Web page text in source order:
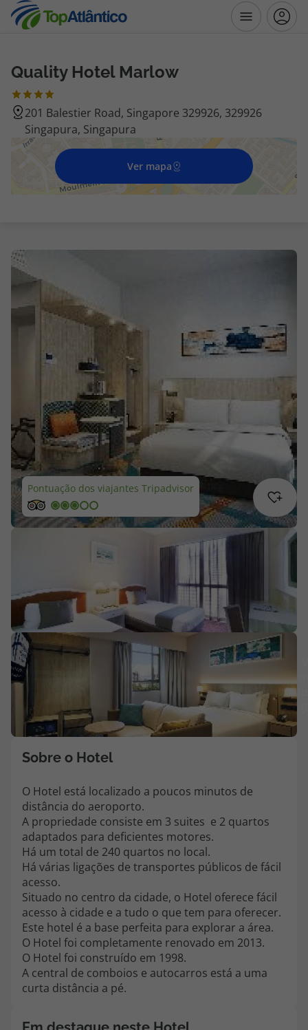
Destinos
Voos
Hotéis
Voos + Hotel
Disneyland ® Paris
Escapadinhas
Promoções
Especialistas
Cheque Viagem
Rede de Lojas
Blog TopViagens
Agências
Contactos
Apoio ao cliente em Portugal
218 925 471
218 925 471
Custo de uma chamada para a rede fixa nacional.
A sua agência de viagens Top Atlântico tem a preocupação de estar
sempre mais perto de si, para maior comodidade e total facilidade
na marcação das suas viagens, tem ainda ao seu dispor o nosso call
center a funcionar todos os dias úteis das 10:00 às 20:00 e Sábado
das 10:00 às 14:00.
topatlantico@topatlantico.com
Quality Hotel Marlow
201 Balestier Road, Singapore 329926, 329926
Singapura, Singapura
Ver mapa
Pontuação dos viajantes Tripadvisor
Sobre o Hotel
O Hotel está localizado a poucos minutos de
distância do aeroporto.
A propriedade consiste em 3 suites e 2 quartos
adaptados para deficientes motores.
Há um total de 240 quartos no local.
Há várias ligações de transportes públicos de fácil
acesso.
Situado no centro da cidade, o Hotel oferece fácil
acesso à cidade e a tudo o que tem para oferecer.
Este hotel é a base perfeita para explorar a área.
O Hotel foi completamente renovado em 2013.
O Hotel foi construído em 1998.
A central de comboios e autocarros está a uma
curta distância a pé.